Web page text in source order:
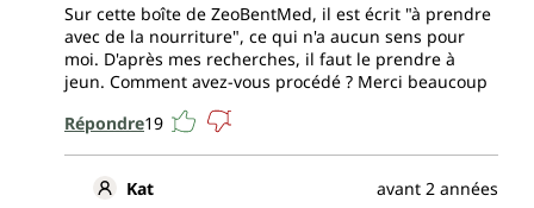
Sur cette boîte de ZeoBentMed, il est écrit "à prendre
avec de la nourriture", ce qui n'a aucun sens pour
moi. D'après mes recherches, il faut le prendre à
jeun. Comment avez-vous procédé ? Merci beaucoup
Répondre19
Kat
avant 2 années